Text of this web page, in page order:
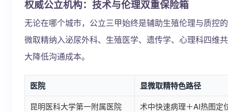
权威公立机构：技术与伦理双重保险箱
无论在哪个城市，公立三甲始终是辅助生殖伦理与质控
微取精纳入泌尿外科、生殖医学、遗传学、心理科四维
大降低沟通成本。
医院 显微取精特色路径
昆明医科大学第一附属医院
术中快速病理＋AI热图定